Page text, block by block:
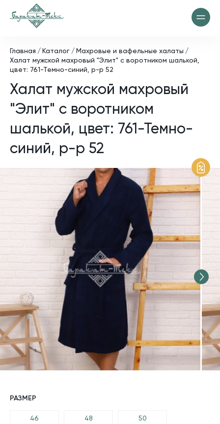
Главная Каталог
Махровые и вафельные халаты
Халат мужской махровый "Элит" с воротником шалькой,
цвет: 761-Темно-синий, р-р 52
Халат мужской махровый
"Элит" с воротником
шалькой, цвет: 761-Темно-
синий, р-р 52
РАЗМЕР
46 48 50